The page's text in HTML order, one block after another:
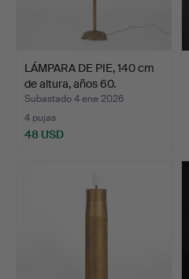
LÁMPARA DE PIE, 140 cm
de altura, años 60.
Subastado 4 ene 2026
4 pujas
48 USD